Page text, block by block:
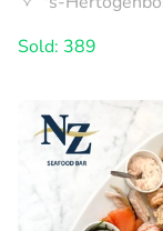
Sold: 389